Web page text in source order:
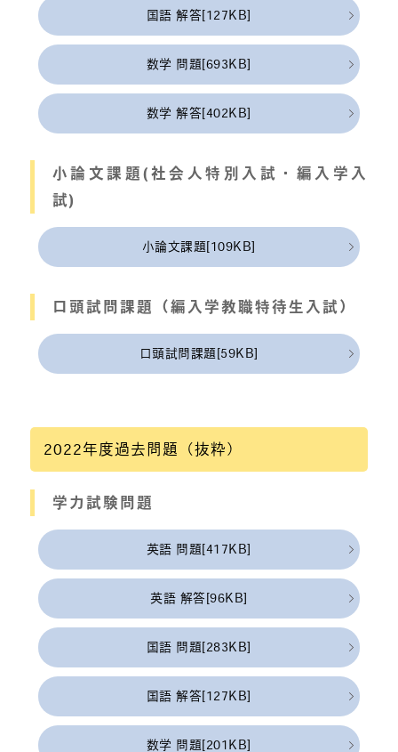
国語 解答[127KB]
数学 問題[693KB]
数学 解答[402KB]
小論文課題(社会人特別入試・編入学入
試)
小論文課題[109KB]
口頭試問課題（編入学教職特待生入試）
口頭試問課題[59KB]
2022年度過去問題（抜粋）
学力試験問題
英語 問題[417KB]
英語 解答[96KB]
国語 問題[283KB]
国語 解答[127KB]
数学 問題[201KB]